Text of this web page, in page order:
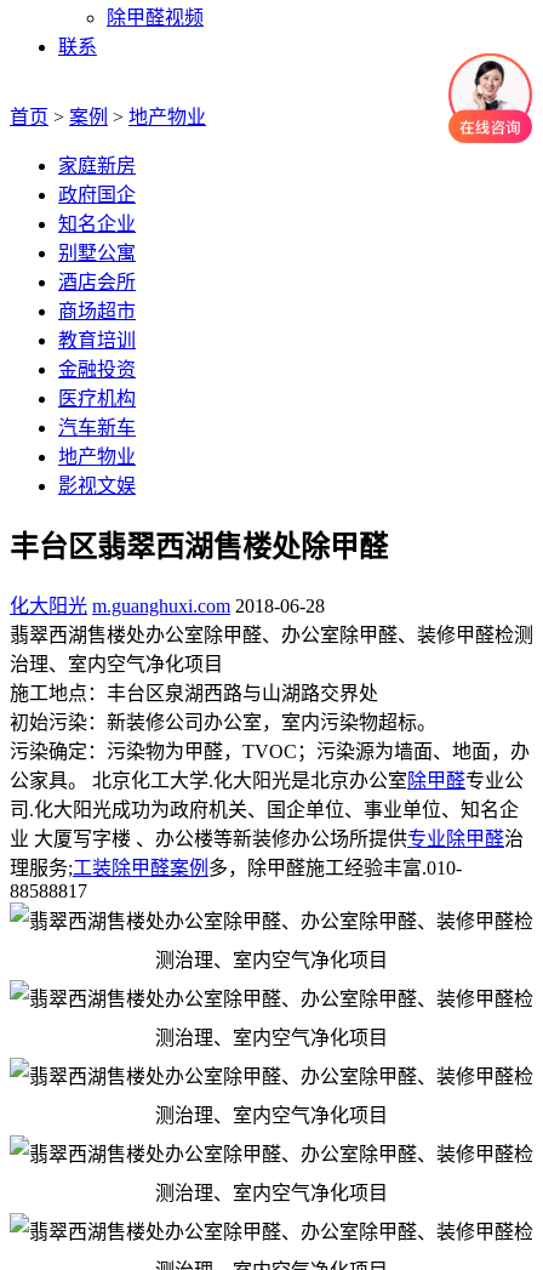
除甲醛视频
联系
首页 > 案例 > 地产物业
家庭新房
政府国企
知名企业
别墅公寓
酒店会所
商场超市
教育培训
金融投资
医疗机构
汽车新车
地产物业
影视文娱
丰台区翡翠西湖售楼处除甲醛
化大阳光 m.guanghuxi.com 2018-06-28
翡翠西湖售楼处办公室除甲醛、办公室除甲醛、装修甲醛检测
治理、室内空气净化项目
施工地点：丰台区泉湖西路与山湖路交界处
初始污染：新装修公司办公室，室内污染物超标。
污染确定：污染物为甲醛，TVOC；污染源为墙面、地面，办
公家具。 北京化工大学.化大阳光是北京办公室除甲醛专业公
司.化大阳光成功为政府机关、国企单位、事业单位、知名企
业 大厦写字楼 、办公楼等新装修办公场所提供专业除甲醛治
理服务;工装除甲醛案例 多，除甲醛施工经验丰富.010-
88588817